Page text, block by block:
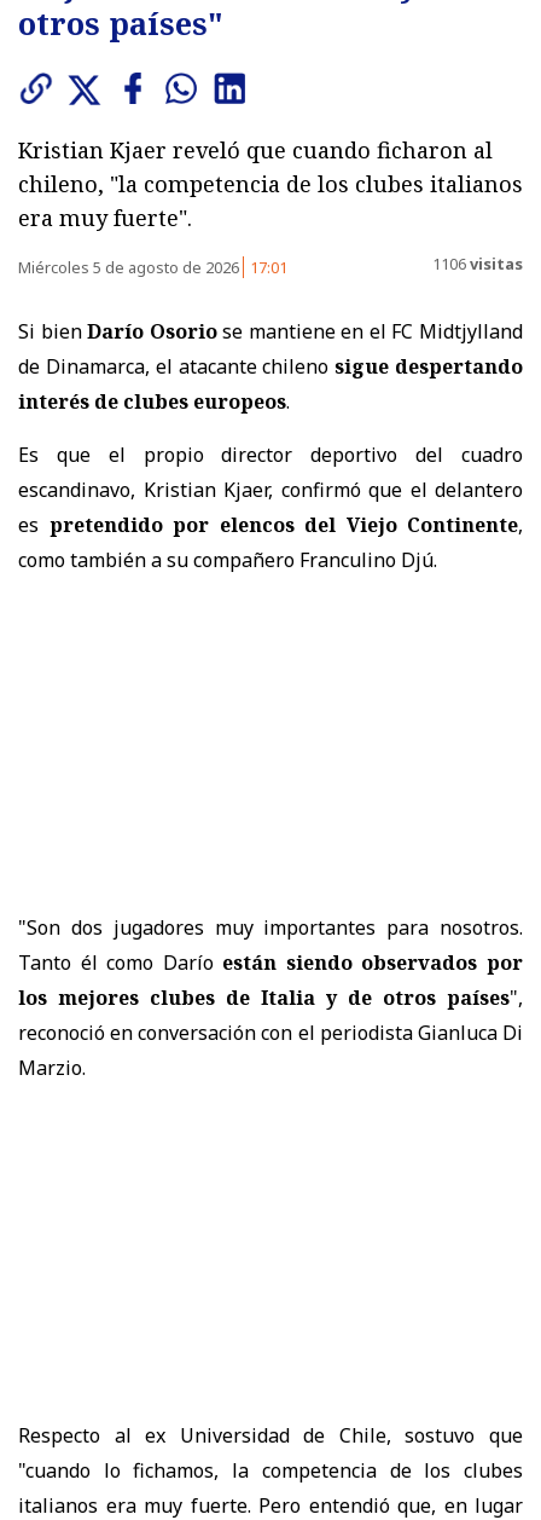
otros países"
Kristian Kjaer reveló que cuando ficharon al
chileno, "la competencia de los clubes italianos
era muy fuerte".
Miércoles 5 de agosto de 2026 17:01 1106visitas
Si bienDarío Osoriose mantiene en el FC Midtjylland
de Dinamarca, el atacante chilenosigue despertando
interés de clubes europeos.
Es que el propio director deportivo del cuadro
escandinavo, Kristian Kjaer, confirmó que el delantero
es pretendido por elencos del Viejo Continente,
como también a su compañero Franculino Djú.
"Son dos jugadores muy importantes para nosotros.
Tanto él como Daríoestán siendo observados por
los mejores clubes de Italia y de otros países",
reconoció en conversación con el periodista Gianluca Di
Marzio.
Respecto al ex Universidad de Chile, sostuvo que
"cuando lo fichamos, la competencia de los clubes
italianos era muy fuerte. Pero entendió que, en lugar